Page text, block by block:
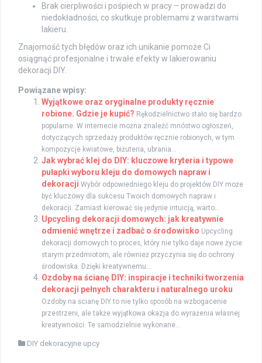
Brak cierpliwości i pośpiech w pracy – prowadzi do
niedokładności, co skutkuje problemami z warstwami
lakieru.
Znajomość tych błędów oraz ich unikanie pomoże Ci
osiągnąć profesjonalne i trwałe efekty w lakierowaniu
dekoracji DIY.
Powiązane wpisy:
Wyjątkowe oraz oryginalne produkty ręcznie
robione. Gdzie je kupić? Rękodzielnictwo stało się bardzo
popularne. W internecie można znaleźć mnóstwo ogłoszeń,
dotyczących sprzedaży produktów ręcznie robionych, w tym
kompozycje kwiatowe, biżuteria, ubrania...
Jak wybrać klej do DIY: kluczowe kryteria i typowe
pułapki wyboru kleju do domowych napraw i
dekoracji Wybór odpowiedniego kleju do projektów DIY może
być kluczowy dla sukcesu Twoich domowych napraw i
dekoracji. Zamiast kierować się jedynie intuicją, warto...
Upcycling dekoracji domowych: jak kreatywnie
odmienić wnętrze i zadbać o środowisko Upcycling
dekoracji domowych to proces, który nie tylko daje nowe życie
starym przedmiotom, ale również przyczynia się do ochrony
środowiska. Dzięki kreatywnemu...
Ozdoby na ścianę DIY: inspiracje i techniki tworzenia
dekoracji pełnych charakteru i naturalnego uroku
Ozdoby na ścianę DIY to nie tylko sposób na wzbogacenie
przestrzeni, ale także wyjątkowa okazja do wyrażenia własnej
kreatywności. Te samodzielnie wykonane...
DIY dekoracyjne upcy